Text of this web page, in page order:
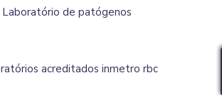
Laboratório de patógenos
acreditados inmetro rbc